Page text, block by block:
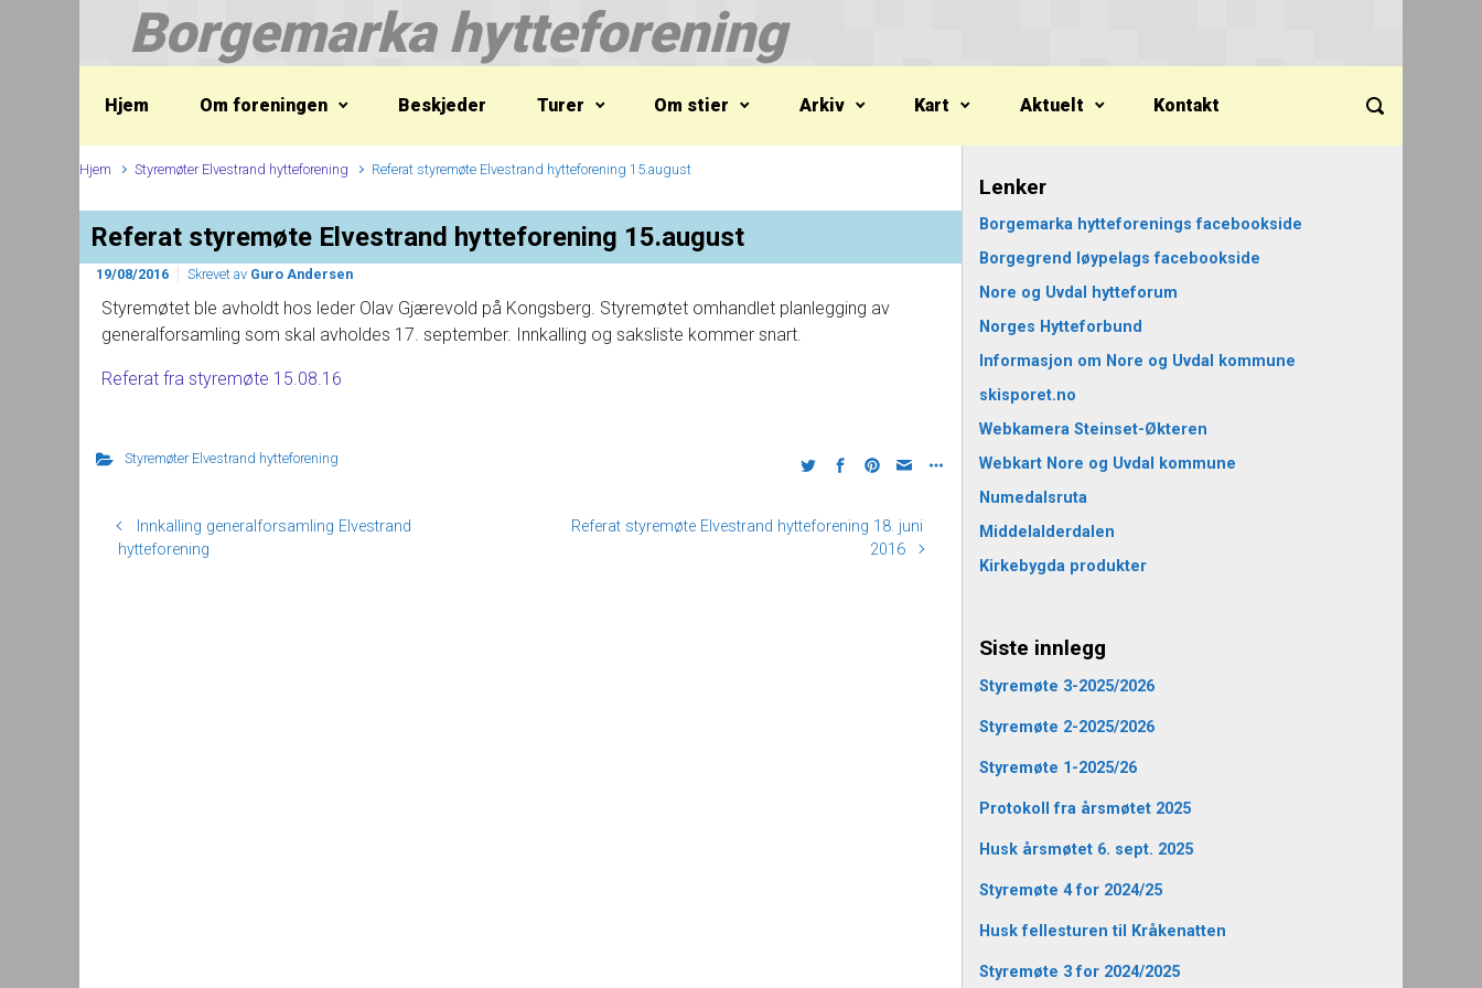
Skip to main contentBorgemarka hytteforening
Hjem Om foreningen Beskjeder Turer Om stier Arkiv Kart Aktuelt Kontakt
Hjem Styremøter Elvestrand hytteforening Referat styremøte Elvestrand hytteforening 15.august
Referat styremøte Elvestrand hytteforening 15.august
19/08/2016 Skrevet av Guro Andersen
Styremøtet ble avholdt hos leder Olav Gjærevold på Kongsberg. Styremøtet omhandlet planlegging av
generalforsamling som skal avholdes 17. september. Innkalling og saksliste kommer snart.
Referat fra styremøte 15.08.16
Styremøter Elvestrand hytteforening
Innkalling generalforsamling Elvestrand
hytteforening
Referat styremøte Elvestrand hytteforening 18. juni
2016
Lenker
Borgemarka hytteforenings facebookside
Borgegrend løypelags facebookside
Nore og Uvdal hytteforum
Norges Hytteforbund
Informasjon om Nore og Uvdal kommune
skisporet.no
Webkamera Steinset-Økteren
Webkart Nore og Uvdal kommune
Numedalsruta
Middelalderdalen
Kirkebygda produkter
Siste innlegg
Styremøte 3-2025/2026
Styremøte 2-2025/2026
Styremøte 1-2025/26
Protokoll fra årsmøtet 2025
Husk årsmøtet 6. sept. 2025
Styremøte 4 for 2024/25
Husk fellesturen til Kråkenatten
Styremøte 3 for 2024/2025